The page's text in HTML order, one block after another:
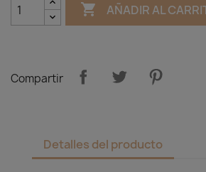
 AÑADIR AL
Compartir
Detalles del producto